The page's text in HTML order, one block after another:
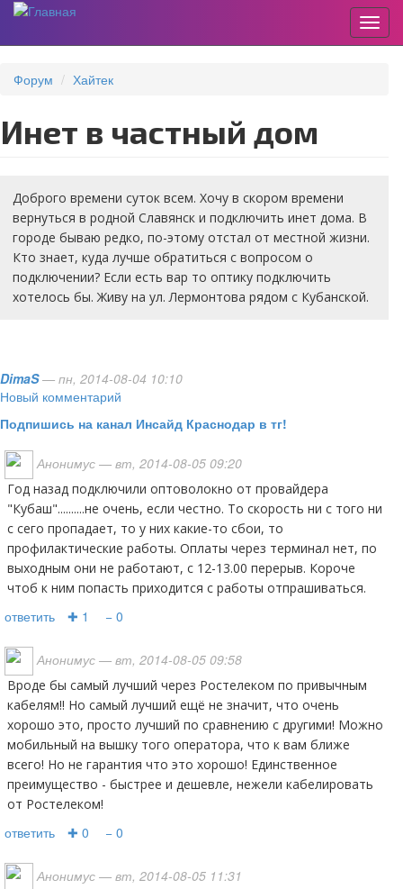
основному
Форум Хайтек
Инет в частный дом
Доброго времени суток всем. Хочу в скором времени
вернуться в родной Славянск и подключить инет дома. В
городе бываю редко, по-этому отстал от местной жизни.
Кто знает, куда лучше обратиться с вопросом о
подключении? Если есть вар то оптику подключить
хотелось бы. Живу на ул. Лермонтова рядом с Кубанской.
DimaS— пн, 2014-08-04 10:10
Новый комментарий
Подпишись на канал Инсайд Краснодар в тг!
Анонимус — вт, 2014-08-05 09:20
Год назад подключили оптоволокно от провайдера
"Кубаш"..........не очень, если честно. То скорость ни с того ни
с сего пропадает, то у них какие-то сбои, то
профилактические работы. Оплаты через терминал нет, по
выходным они не работают, с 12-13.00 перерыв. Короче
чтоб к ним попасть приходится с работы отпрашиваться.
ответить ✚ 1 − 0
Анонимус — вт, 2014-08-05 09:58
Вроде бы самый лучший через Ростелеком по привычным
кабелям!! Но самый лучший ещё не значит, что очень
хорошо это, просто лучший по сравнению с другими! Можно
мобильный на вышку того оператора, что к вам ближе
всего! Но не гарантия что это хорошо! Единственное
преимущество - быстрее и дешевле, нежели кабелировать
от Ростелеком!
ответить ✚ 0 − 0
Анонимус — вт, 2014-08-05 11:31